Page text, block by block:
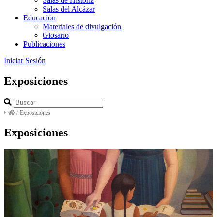
Salas del Alcázar
Educación
Materiales de divulgación
Glosario
Publicaciones
Iniciar Sesión
Exposiciones
/ Exposiciones
Exposiciones